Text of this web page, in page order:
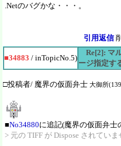
.Netのバグかな・・・。
引用返信
■34883 / inTopicNo.5)
Re[2]: マ
ージ指定す
□投稿者/ 魔界の仮面弁士 大御所
■No34880に追記(魔界の仮面弁士
> 元の TIFF が Dispose されてい